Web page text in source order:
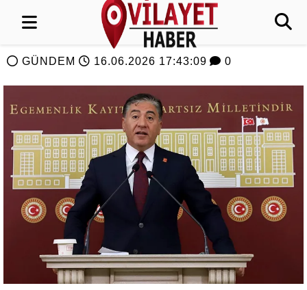
GÜNDEM 16.06.2026 17:43:09 0